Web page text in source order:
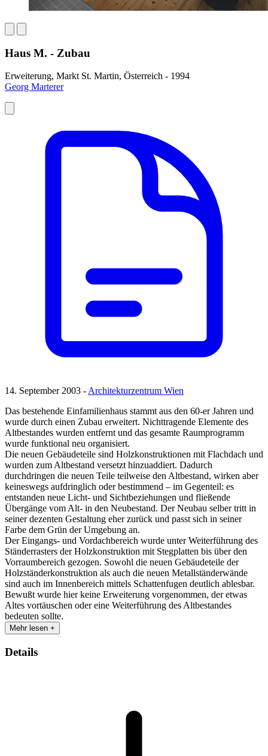
Haus M. - Zubau
Erweiterung, Markt St. Martin, Österreich - 1994
Georg Marterer
14. September 2003 -Architekturzentrum Wien
Das bestehende Einfamilienhaus stammt aus den 60-er Jahren und
wurde durch einen Zubau erweitert. Nichttragende Elemente des
Altbestandes wurden entfernt und das gesamte Raumprogramm
wurde funktional neu organisiert.
Die neuen Gebäudeteile sind Holzkonstruktionen mit Flachdach und
wurden zum Altbestand versetzt hinzuaddiert. Dadurch
durchdringen die neuen Teile teilweise den Altbestand, wirken aber
keineswegs aufdringlich oder bestimmend – im Gegenteil: es
entstanden neue Licht- und Sichtbeziehungen und fließende
Übergänge vom Alt- in den Neubestand. Der Neubau selber tritt in
seiner dezenten Gestaltung eher zurück und passt sich in seiner
Farbe dem Grün der Umgebung an.
Der Eingangs- und Vordachbereich wurde unter Weiterführung des
Ständerrasters der Holzkonstruktion mit Stegplatten bis über den
Vorraumbereich gezogen. Sowohl die neuen Gebäudeteile der
Holzständerkonstruktion als auch die neuen Metallständerwände
sind auch im Innenbereich mittels Schattenfugen deutlich ablesbar.
Bewußt wurde hier keine Erweiterung vorgenommen, der etwas
Altes vortäuschen oder eine Weiterführung des Altbestandes
bedeuten sollte.
Mehr lesen +
Details